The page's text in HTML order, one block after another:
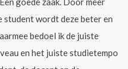
student wordt deze beter en
bedoel ik de juiste
en het juiste studietempo